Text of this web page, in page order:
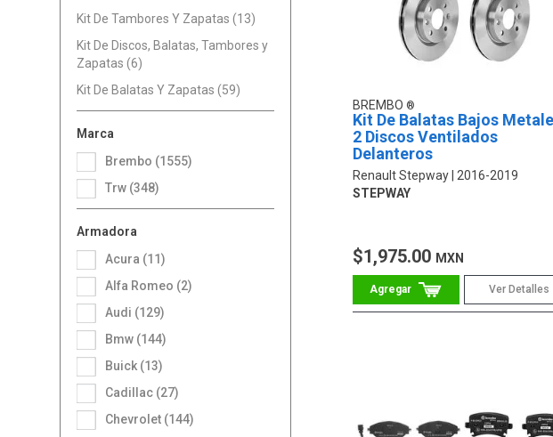
Kit De Tambores Y Zapatas (13)
Kit De Discos, Balatas, Tambores y
Zapatas (6)
Kit De Balatas Y Zapatas (59)
Marca
Brembo (1555)
Trw (348)
Armadora
Acura (11)
Alfa Romeo (2)
Audi (129)
Bmw (144)
Buick (13)
Cadillac (27)
Chevrolet (144)
BREMBO
Kit De Balatas Bajos
2 Discos Ventilados
Delanteros
Renault Stepway
2016-2019
STEPWAY
$1,975.00 MXN
Ver Detalles